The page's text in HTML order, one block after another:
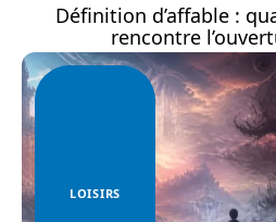
Définition d’affable :
rencontre
LOISIRS